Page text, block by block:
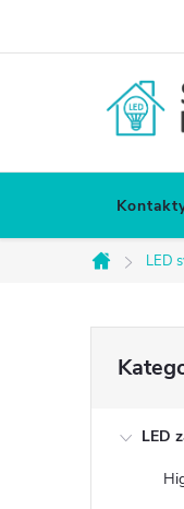
Domů
LED
kategorie
LED